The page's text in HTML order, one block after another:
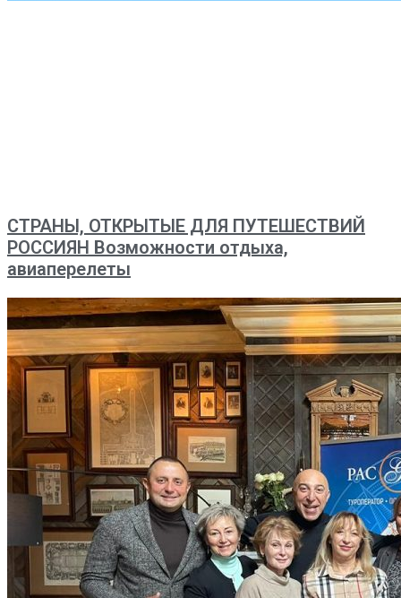
СТРАНЫ, ОТКРЫТЫЕ ДЛЯ ПУТЕШЕСТВИЙ
РОССИЯН Возможности отдыха,
авиаперелеты